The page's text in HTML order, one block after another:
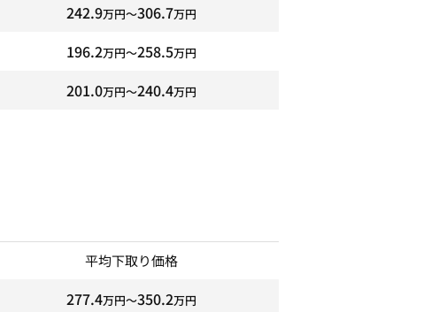
242.9万円〜306.7万円
196.2万円〜258.5万円
201.0万円〜240.4万円
平均下取り価格
277.4万円〜350.2万円